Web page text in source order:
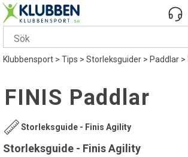
Klubbensport>Tips>Storleksguider>Paddlar>
FINIS Paddlar
Storleksguide - Finis Agility
Storleksguide - Finis Agility